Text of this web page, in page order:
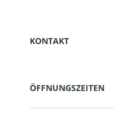
KONTAKT
ÖFFNUNGSZEITEN